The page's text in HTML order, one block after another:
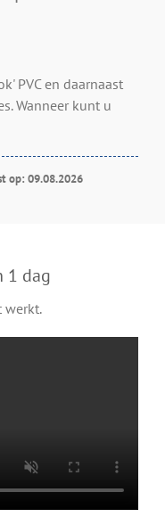
PVC en daarnaast
Wanneer kunt u
op: 09.08.2026
1 dag
werkt.